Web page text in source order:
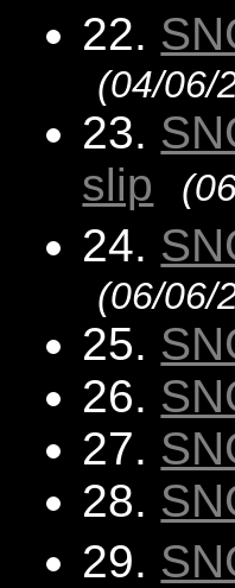
22.
(04/06/
23.
slip
24.
(06/06/
25.
26.
27.
28.
29.